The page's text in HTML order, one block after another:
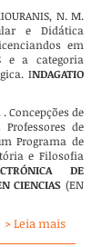
N. M.
e Didática
em
e a categoria
INDAGATIO
. Concepções de
de
Programa de
e Filosofia
DE
CIENCIAS (EN
> Leia mais